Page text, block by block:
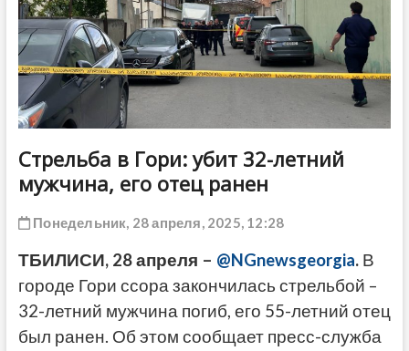
Стрельба в Гори: убит 32-летний
мужчина, его отец ранен
Понедельник, 28 апреля, 2025, 12:28
ТБИЛИСИ, 28 апреля – @NGnewsgeorgia.В
городе Гори ссора закончилась стрельбой –
32-летний мужчина погиб, его 55-летний отец
был ранен. Об этом сообщает пресс-служба